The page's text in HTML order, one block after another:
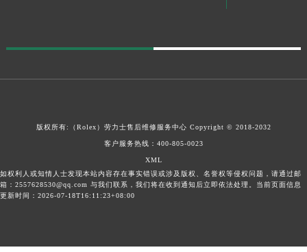
版权所有:（Rolex） 劳力士售后维修服务中心 Copyright © 2018-2032
客户服务热线： 400-805-0023
XML
如权利人或知情人士发现本站内容存在事实错误或涉及版权、名誉权等侵权问题，请通过邮
箱：2557628530@qq.com 与我们联系，我们将在收到通知后立即依法处理。当前页面信息
更新时间：2026-07-18T16:11:23+08:00